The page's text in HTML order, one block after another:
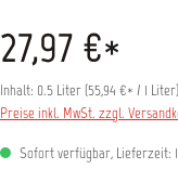
27,97 €*
Inhalt: 0.5 Liter (55,94 €* / 1 Liter)
Preise inkl. MwSt. zzgl.
Sofort verfügbar, Lieferzeit: